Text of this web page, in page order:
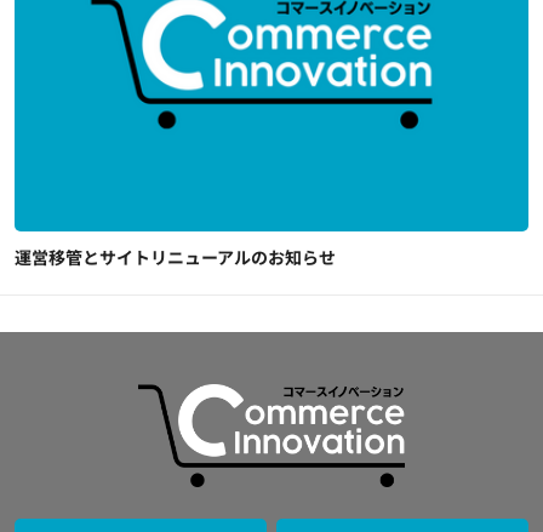
運営移管とサイトリニューアルのお知らせ